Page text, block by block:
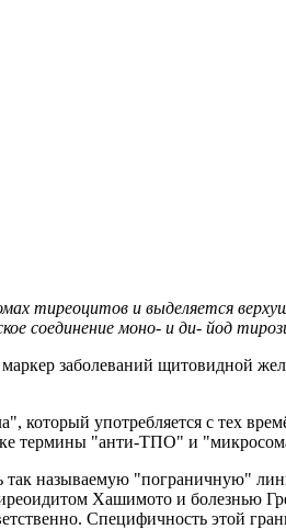
тиреоцитов и выделяется
соединение моно- и ди- йод
маркер заболеваний
который употребляется с тех
термины "анти-ТПО" и
называемую "пограничную"
Хашимото и болезнью
Специфичность этой